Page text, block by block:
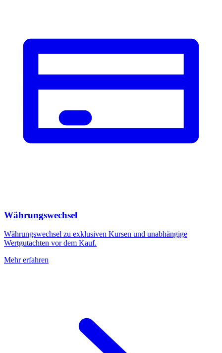
Währungswechsel
Währungswechsel zu exklusiven Kursen und unabhängige
Wertgutachten vor dem Kauf.
Mehr erfahren